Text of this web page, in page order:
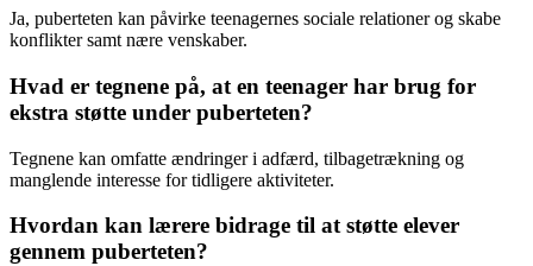
Ja, puberteten kan påvirke teenagernes sociale relationer og skabe
konflikter samt nære venskaber.
Hvad er tegnene på, at en teenager har brug for
ekstra støtte under puberteten?
Tegnene kan omfatte ændringer i adfærd, tilbagetrækning og
manglende interesse for tidligere aktiviteter.
Hvordan kan lærere bidrage til at støtte elever
gennem puberteten?